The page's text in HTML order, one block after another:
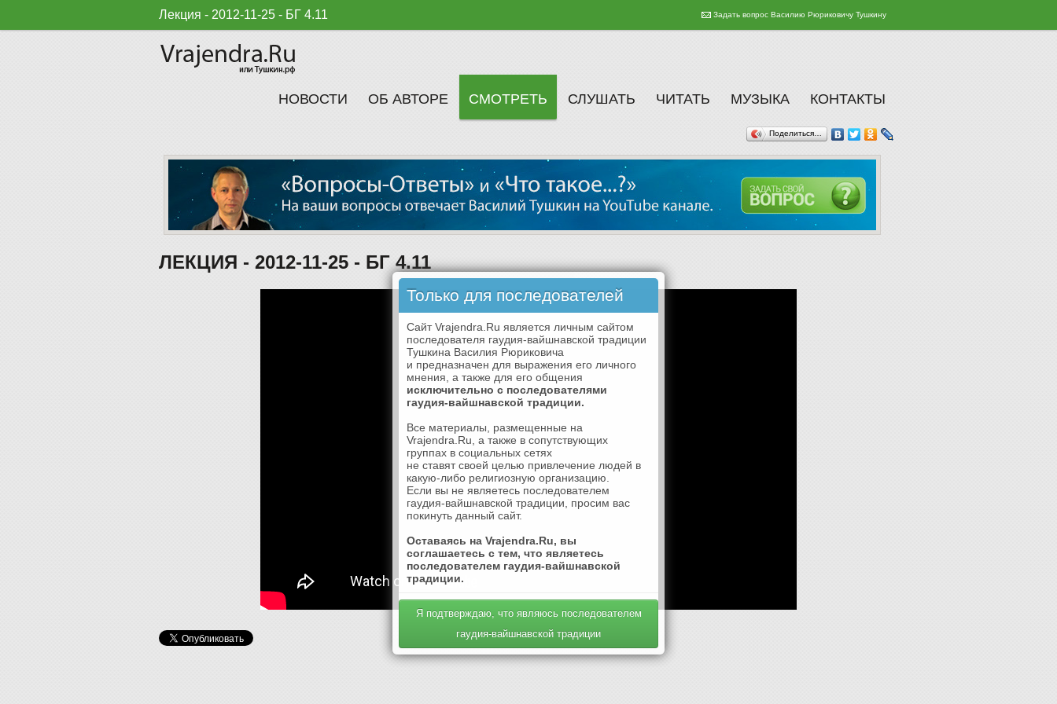
Лекция - 2012-11-25 - БГ 4.11 Задать вопрос Василию Рюриковичу Тушкину
НОВОСТИ ОБ АВТОРЕ СМОТРЕТЬ СЛУШАТЬ ЧИТАТЬ МУЗЫКА КОНТАКТЫ
Поделиться…
ЛЕКЦИЯ - 2012-11-25 - БГ 4.11
Mail.Ru
Только для последователей
Сайт Vrajendra.Ru является личным сайтом
последователя гаудия-вайшнавской традиции
Тушкина Василия Рюриковича
и предназначен для выражения его личного
мнения, а также для его общения
исключительно с последователями
гаудия-вайшнавской традиции.
Все материалы, размещенные на
Vrajendra.Ru, а также в сопутствующих
группах в социальных сетях
не ставят своей целью привлечение людей в
какую-либо религиозную организацию.
Если вы не являетесь последователем
гаудия-вайшнавской традиции, просим вас
покинуть данный сайт.
Оставаясь на Vrajendra.Ru, вы
соглашаетесь с тем, что являетесь
последователем гаудия-вайшнавской
традиции.
Я подтверждаю, что являюсь последователем
гаудия-вайшнавской традиции